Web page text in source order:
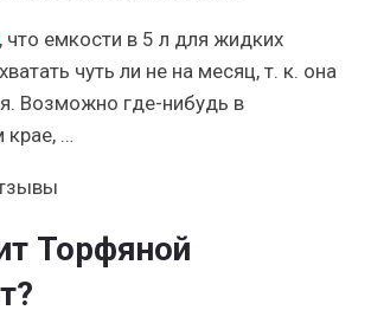
, что емкости в 5 л для жидких
чуть ли не на месяц, т. к. она
Возможно где-нибудь в
крае, …
Торфяной